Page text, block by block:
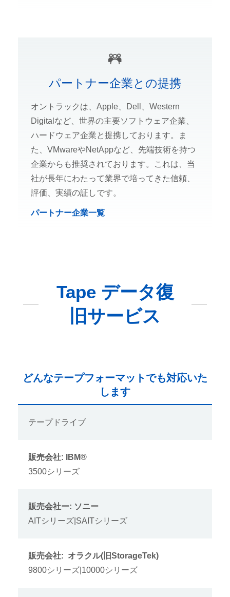
パートナー企業との提携
オントラックは、Apple、Dell、Western
Digitalなど、世界の主要ソフトウェア企業、
ハードウェア企業と提携しております。ま
た、VMwareやNetAppなど、先端技術を持つ
企業からも推奨されております。これは、当
社が長年にわたって業界で培ってきた信頼、
評価、実績の証しです。
パートナー企業一覧
Tape データ復
旧サービス
どんなテープフォーマットでも対応いた
します
テープドライブ
販売会社: IBM®
3500シリーズ
販売会社ー: ソニー
AITシリーズ|SAITシリーズ
販売会社: オラクル(旧StorageTek)
9800シリーズ|10000シリーズ